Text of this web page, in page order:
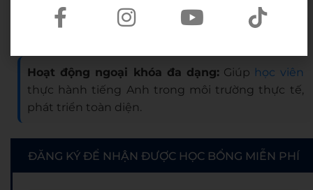
Số giờ học cao nhất thị trường, đến 72 giờ/khoá.
Hoạt động ngoại khóa đa dạng: Giúp học viên
thực hành tiếng Anh trong môi trường thực tế,
phát triển toàn diện.
ĐĂNG KÝ ĐỂ NHẬN ĐƯỢC HỌC BỔNG MIỄN PHÍ